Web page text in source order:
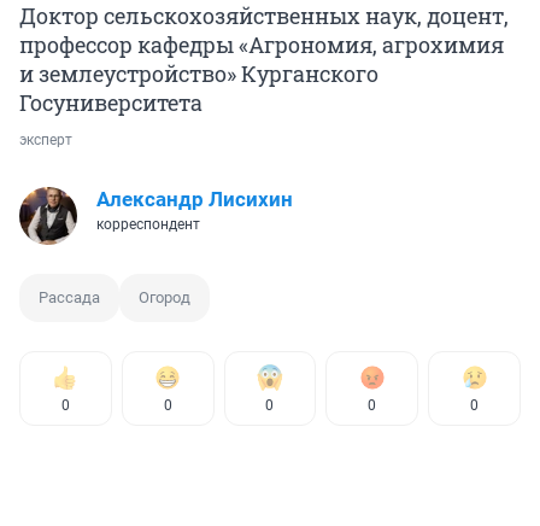
Доктор сельскохозяйственных наук, доцент,
профессор кафедры «Агрономия, агрохимия
и землеустройство» Курганского
Госуниверситета
эксперт
Александр Лисихин
корреспондент
Рассада Огород
0 0 0 0 0